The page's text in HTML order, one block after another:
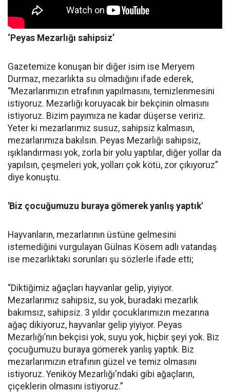
‘Peyas Mezarlığı sahipsiz’
Gazetemize konuşan bir diğer isim ise Meryem
Durmaz, mezarlıkta su olmadığını ifade ederek,
“Mezarlarımızın etrafının yapılmasını, temizlenmesini
istiyoruz. Mezarlığı koruyacak bir bekçinin olmasını
istiyoruz. Bizim payımıza ne kadar düşerse veririz.
Yeter ki mezarlarımız susuz, sahipsiz kalmasın,
mezarlarımıza bakılsın. Peyas Mezarlığı sahipsiz,
ışıklandırması yok, zorla bir yolu yaptılar, diğer yollar da
yapılsın, çeşmeleri yok, yolları çok kötü, zor çıkıyoruz”
diye konuştu.
'Biz çocuğumuzu buraya gömerek yanlış yaptık'
Hayvanların, mezarlarının üstüne gelmesini
istemediğini vurgulayan Gülnas Kösem adlı vatandaş
ise mezarlıktaki sorunları şu sözlerle ifade etti;
“Diktiğimiz ağaçları hayvanlar gelip, yiyiyor.
Mezarlarımız sahipsiz, su yok, buradaki mezarlık
bakımsız, sahipsiz. 3 yıldır çocuklarımızın mezarına
ağaç dikiyoruz, hayvanlar gelip yiyiyor. Peyas
Mezarlığı’nın bekçisi yok, suyu yok, hiçbir şeyi yok. Biz
çocuğumuzu buraya gömerek yanlış yaptık. Biz
mezarlarımızın etrafının güzel ve temiz olmasını
istiyoruz. Yeniköy Mezarlığı'ndaki gibi ağaçların,
çiçeklerin olmasını istiyoruz.”